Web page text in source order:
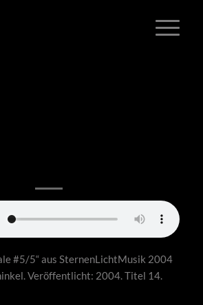
#5/5“ aus SternenLichtMusik 2004
Veröffentlicht: 2004. Titel 14.